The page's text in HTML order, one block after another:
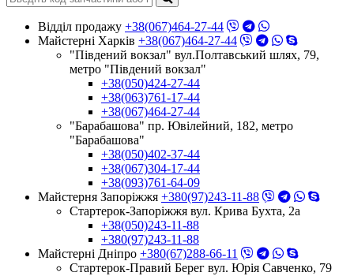
Відділ продажу +38(067)464-27-44
Майстерні Харків +38(067)464-27-44
"Південий вокзал" вул.Полтавський шлях, 79,
метро "Південий вокзал"
+38(050)424-27-44
+38(063)761-17-44
+38(067)464-27-44
"Барабашова" пр. Ювілейний, 182, метро
"Барабашова"
+38(050)402-37-44
+38(067)304-17-44
+38(093)761-64-09
Майстерня Запоріжжя +380(97)243-11-88
Стартерок-Запоріжжя вул. Крива Бухта, 2а
+38(050)243-11-88
+380(97)243-11-88
Майстерні Днiпро +380(67)288-66-11
Стартерок-Правий Берег вул. Юрія Савченко, 79